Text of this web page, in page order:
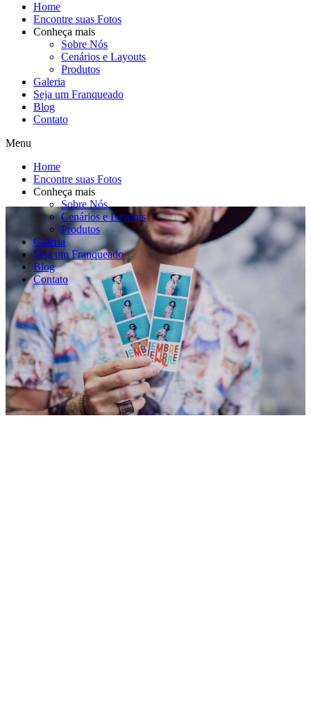
Home
Encontre suas Fotos
Conheça mais
Sobre Nós
Cenários e Layouts
Produtos
Galeria
Seja um Franqueado
Blog
Contato
Menu
Home
Encontre suas Fotos
Conheça mais
Sobre Nós
Cenários e Layouts
Produtos
Galeria
Seja um Franqueado
Blog
Contato